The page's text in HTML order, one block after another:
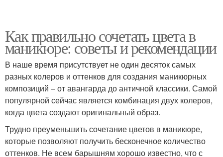
Как правильно сочетать цвета в
маникюре: советы и рекомендации
В наше время присутствует не один десяток самых
разных колеров и оттенков для создания маникюрных
композиций – от авангарда до античной классики. Самой
популярной сейчас является комбинация двух колеров,
когда цвета создают оригинальный образ.
Трудно преуменьшить сочетание цветов в маникюре,
которые позволяют получить бесконечное количество
оттенков. Не всем барышням хорошо известно, что с